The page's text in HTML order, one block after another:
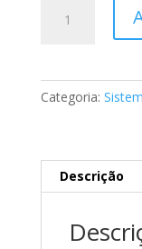
A1714230092
Categoria:
Descrição